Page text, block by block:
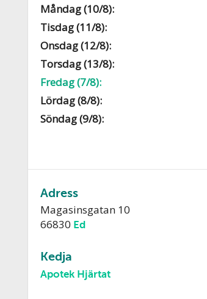
Måndag (10/8):
Tisdag (11/8):
Onsdag (12/8):
Torsdag (13/8):
Fredag (7/8):
Lördag (8/8):
Söndag (9/8):
Adress
Magasinsgatan 10
66830 Ed
Kedja
Apotek Hjärtat